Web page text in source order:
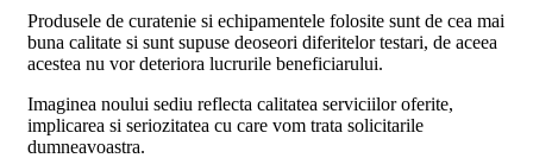
Produsele de curatenie si echipamentele folosite sunt de cea mai
buna calitate si sunt supuse deoseori diferitelor testari, de aceea
acestea nu vor deteriora lucrurile beneficiarului.
Imaginea noului sediu reflecta calitatea serviciilor oferite,
implicarea si seriozitatea cu care vom trata solicitarile
dumneavoastra.